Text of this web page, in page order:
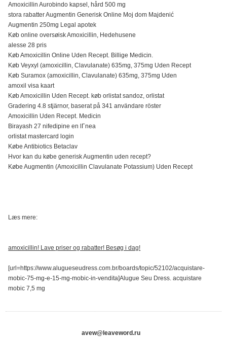
Amoxicillin Aurobindo kapsel, hård 500 mg
stora rabatter Augmentin Generisk Online Moj dom Majdenić
Augmentin 250mg Legal apotek
Køb online oversøisk Amoxicillin, Hedehusene
alesse 28 pris
Køb Amoxicillin Online Uden Recept. Billige Medicin.
Køb Veyxyl (amoxicillin, Clavulanate) 635mg, 375mg Uden Recept
Køb Suramox (amoxicillin, Clavulanate) 635mg, 375mg Uden
amoxil visa kaart
Køb Amoxicillin Uden Recept. køb orlistat sandoz, orlistat
Gradering 4.8 stjärnor, baserat på 341 användare röster
Amoxicillin Uden Recept. Medicin
Birayash 27 nifedipine en lГnea
orlistat mastercard login
Købe Antibiotics Betaclav
Hvor kan du købe generisk Augmentin uden recept?
Købe Augmentin (Amoxicillin Clavulanate Potassium) Uden Recept
Læs mere:
amoxicillin! Lave priser og rabatter! Besøg i dag!
[url=https://www.alugueseudress.com.br/boards/topic/52102/acquistare-
mobic-75-mg-e-15-mg-mobic-in-vendita]Alugue Seu Dress. acquistare
mobic 7,5 mg
avew@leaveword.ru